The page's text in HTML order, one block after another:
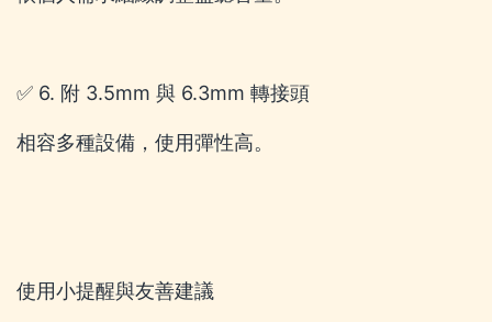
✅ 6. 附 3.5mm 與 6.3mm 轉接頭
相容多種設備，使用彈性高。
使用小提醒與友善建議